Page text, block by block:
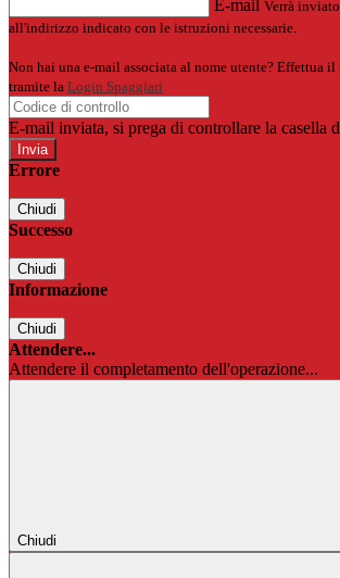
E-mail Verrà
all'indirizzo indicato con le istruzioni necessarie.
Non hai una e-mail associata al nome utente? Effettua il
tramite la Login Spaggiari
E-mail inviata, si prega di controllare la casella
Errore
Chiudi
Successo
Chiudi
Informazione
Chiudi
Attendere...
Attendere il completamento dell'operazione...
Chiudi